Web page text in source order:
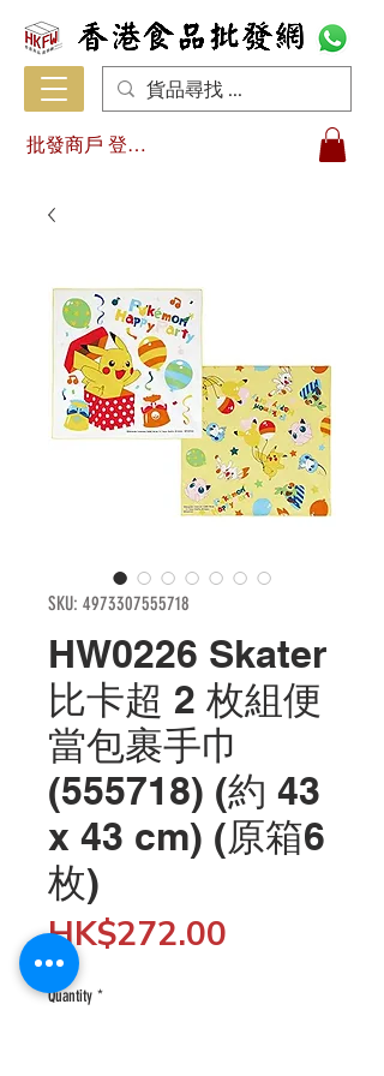
批發商戶 登入/註冊
SKU: 4973307555718
HW0226 Skater
比卡超 2 枚組便
當包裹手巾
(555718) (約 43
x 43 cm) (原箱6
枚)
HK$272.00
Quantity *